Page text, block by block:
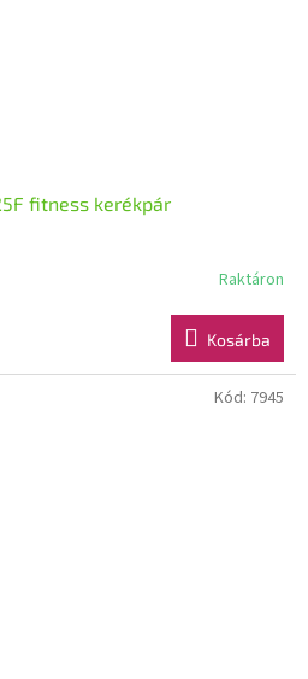
fitness kerékpár
Raktáron
Kosárba
Kód: 7945